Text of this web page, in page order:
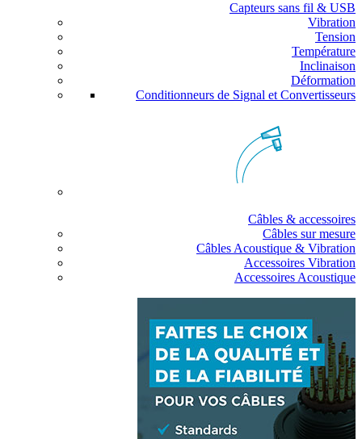
Capteurs sans fil & USB
Vibration
Tension
Température
Inclinaison
Déformation
Conditionneurs de Signal et Convertisseurs
Câbles & accessoires
Câbles sur mesure
Câbles Acoustique & Vibration
Accessoires Vibration
Accessoires Acoustique